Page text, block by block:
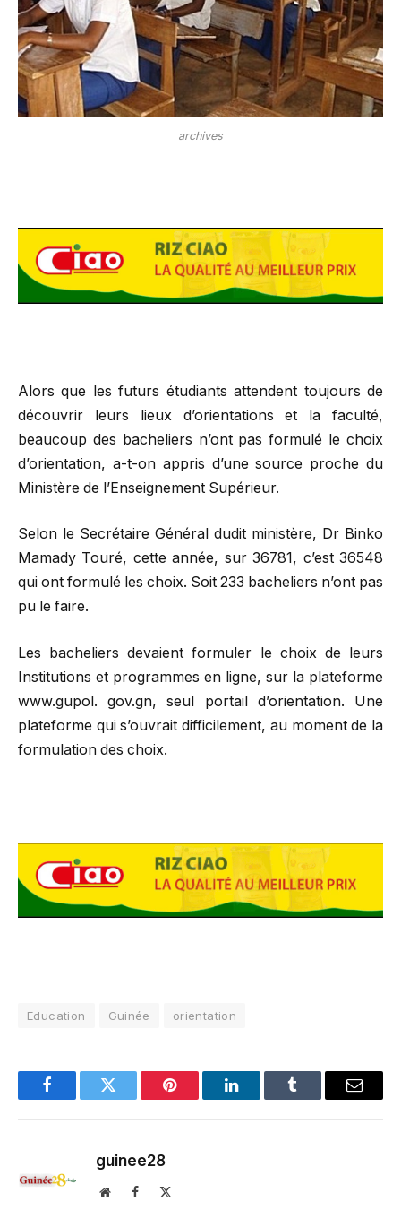
archives
Alors que les futurs étudiants attendent toujours de
découvrir leurs lieux d’orientations et la faculté,
beaucoup des bacheliers n’ont pas formulé le choix
d’orientation, a-t-on appris d’une source proche du
Ministère de l’Enseignement Supérieur.
Selon le Secrétaire Général dudit ministère, Dr Binko
Mamady Touré, cette année, sur 36781, c’est 36548
qui ont formulé les choix. Soit 233 bacheliers n’ont pas
pu le faire.
Les bacheliers devaient formuler le choix de leurs
Institutions et programmes en ligne, sur la plateforme
www.gupol. gov.gn, seul portail d’orientation. Une
plateforme qui s’ouvrait difficilement, au moment de la
formulation des choix.
Education Guinée orientation
FacebookTwitter Pinterest LinkedInTumblr Email
guinee28
WebsiteFacebook